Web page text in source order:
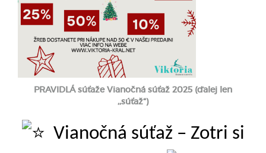
PRAVIDLÁ súťažeVianočná súťaž 2025 (ďalej len
,,súťaž“)
Vianočná súťaž – Zotri si